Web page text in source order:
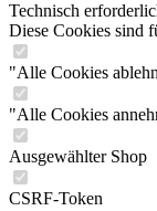
Technisch
Diese Cookies sind
"Alle Cookies
"Alle Cookies
Ausgewählter Shop
CSRF-Token